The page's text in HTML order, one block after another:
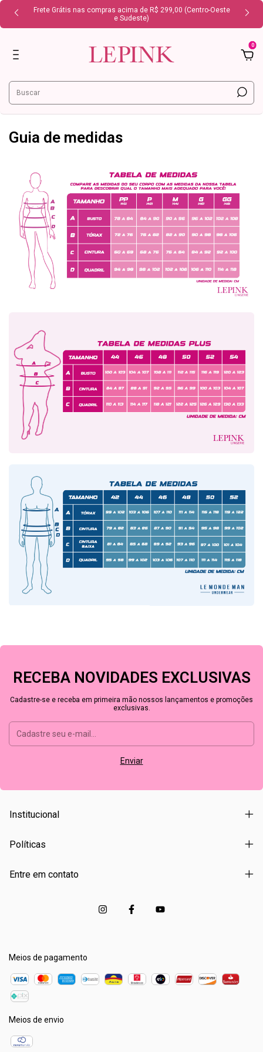
Frete Grátis nas compras acima de R$ 299,00 (Centro-Oeste
e Sudeste)
0
Guia de medidas
RECEBA NOVIDADES EXCLUSIVAS
Cadastre-se e receba em primeira mão nossos lançamentos e promoções
exclusivas.
Institucional
Políticas
Entre em contato
Meios de pagamento
Meios de envio